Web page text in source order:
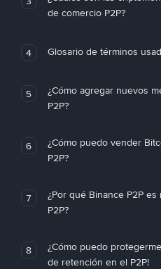
de comercio P2P?
4 Glosario de términos
5
¿Cómo agregar nuevos
P2P?
6
¿Cómo puedo vender
P2P?
7
¿Por qué Binance P2P
P2P?
8
¿Cómo puedo
de retención en el P2P!